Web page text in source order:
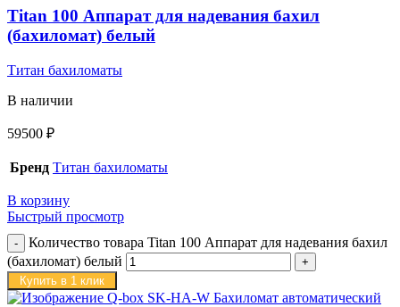
Titan 100 Аппарат для надевания бахил
(бахиломат) белый
Титан бахиломаты
В наличии
59500 ₽
Бренд Титан бахиломаты
В корзину
Быстрый просмотр
Количество товара Titan 100 Аппарат для надевания бахил
(бахиломат) белый
Купить в 1 клик